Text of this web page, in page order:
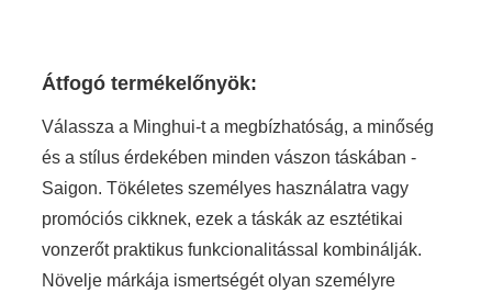
Átfogó termékelőnyök:
Válassza a Minghui-t a megbízhatóság, a minőség
és a stílus érdekében minden vászon táskában -
Saigon. Tökéletes személyes használatra vagy
promóciós cikknek, ezek a táskák az esztétikai
vonzerőt praktikus funkcionalitással kombinálják.
Növelje márkája ismertségét olyan személyre